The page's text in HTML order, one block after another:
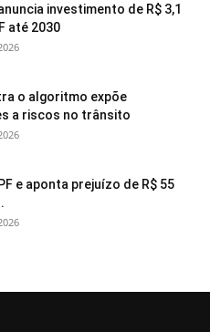
investimento de R$ 3,1
até 2030
o algoritmo expõe
a riscos no trânsito
e aponta prejuízo de R$ 55